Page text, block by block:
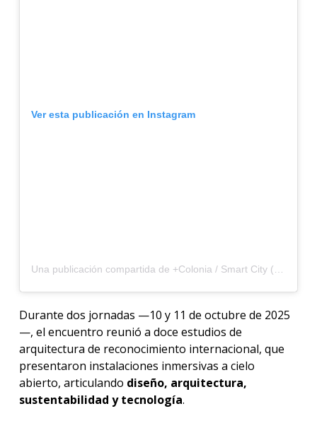
Ver esta publicación en Instagram
Una publicación compartida de +Colonia / Smart City (@mascolonia_ok)
Durante dos jornadas —10 y 11 de octubre de 2025
—, el encuentro reunió a doce estudios de
arquitectura de reconocimiento internacional, que
presentaron instalaciones inmersivas a cielo
abierto, articulando diseño, arquitectura,
sustentabilidad y tecnología.